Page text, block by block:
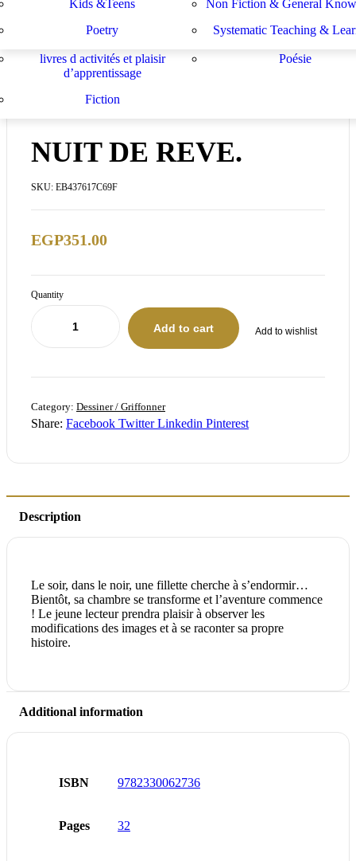
développement de l enseignant
apprentissage
livres d activités et plaisir
d’apprentissage
Poésie
Fiction
Kids &Teens
Non Fiction & General
Poetry
Systematic Teaching &
NUIT DE REVE.
SKU: EB437617C69F
EGP351.00
Quantity
Add to cart Add to wishlist
Category: Dessiner / Griffonner
Share: Facebook Twitter Linkedin Pinterest
Description
Le soir, dans le noir, une fillette cherche à s’endormir…
Bientôt, sa chambre se transforme et l’aventure commence
! Le jeune lecteur prendra plaisir à observer les
modifications des images et à se raconter sa propre
histoire.
Additional information
ISBN 9782330062736
Pages 32